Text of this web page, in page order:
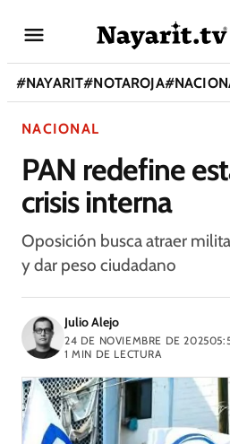
#NAYARIT#NOTAROJA#
NACIONAL
PAN redefine
crisis interna
Oposición busca atraer
y dar peso ciudadano
Julio Alejo
24 DE NOVIEMBRE DE 2025
1 MIN DE LECTURA